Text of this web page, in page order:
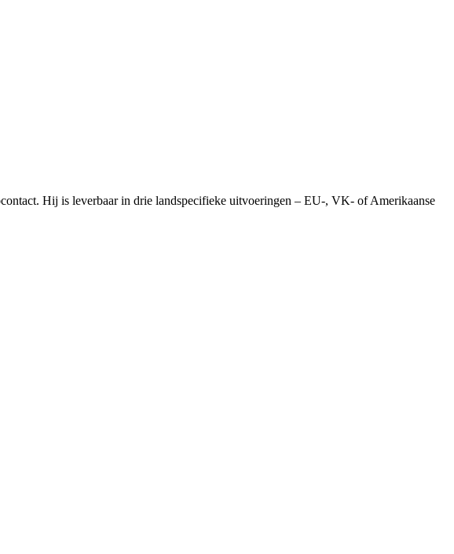
Hij is leverbaar in drie landspecifieke uitvoeringen – EU-, VK- of Amerikaanse